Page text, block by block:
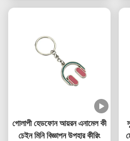
গোলাপী হেডফোন আয়রন এনামেল কী
চেইন মিনি বিজ্ঞাপন উপহার কীরিং